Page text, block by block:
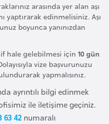
arasında yer alan aşı
yaptırarak edinmelisiniz. Aşı
boyunca yanınızdan
hale gelebilmesi için 10 gün
vize başvurunuzu
yapmalısınız.
ayrıntılı bilgi edinmek
ile iletişime geçiniz.
63 42 numaralı